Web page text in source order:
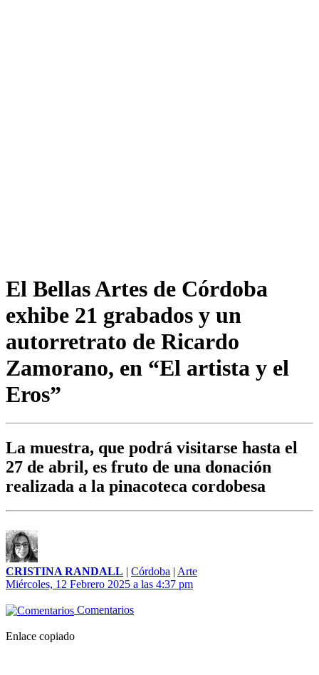
El Bellas Artes de Córdoba
exhibe 21 grabados y un
autorretrato de Ricardo
Zamorano, en “El artista y el
Eros”
La muestra, que podrá visitarse hasta el
27 de abril, es fruto de una donación
realizada a la pinacoteca cordobesa
CRISTINA RANDALL | Córdoba | Arte
Miércoles, 12 Febrero 2025 a las 4:37 pm
Comentarios
Enlace copiado